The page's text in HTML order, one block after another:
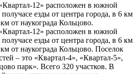
12» расположен в южной
езды от центра города, в 6 км
от наукограда Кольцово.
12» расположен в южной
езды от центра города, в 6 км
от наукограда Кольцово. Поселок
– это «Квартал-4», «Квартал-5»,
парк». Всего 320 участков. В